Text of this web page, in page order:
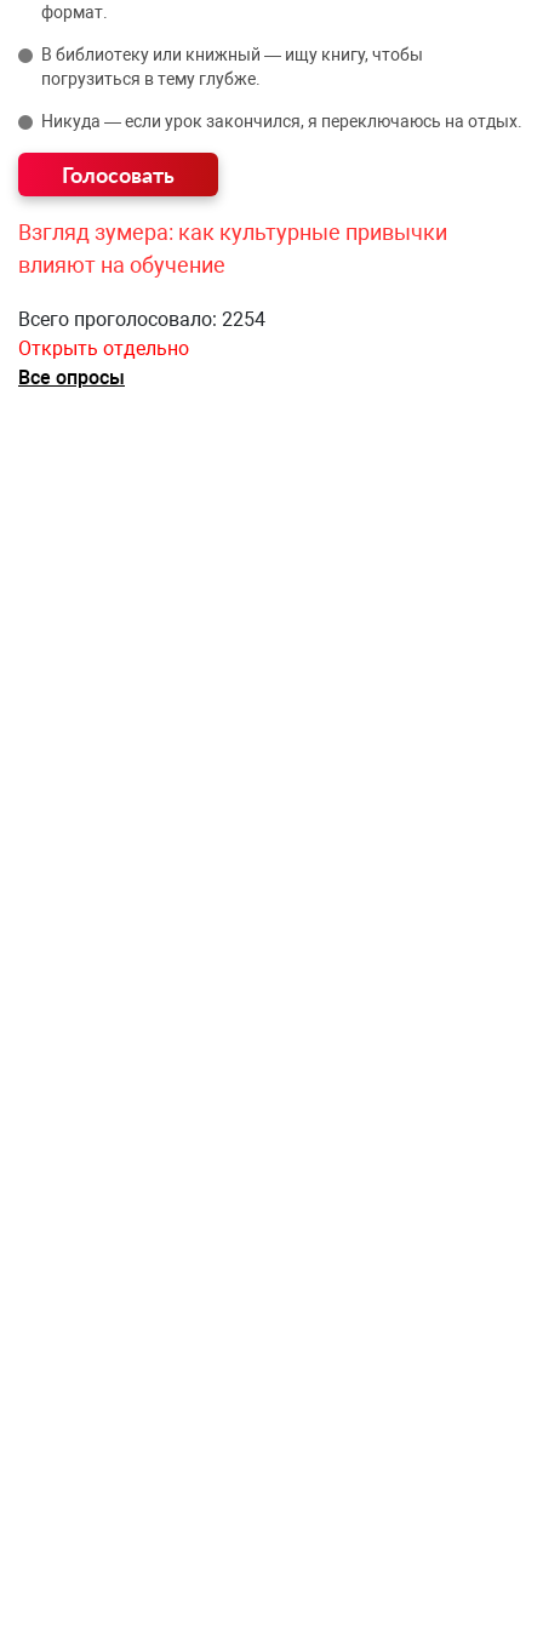
формат.
В библиотеку или книжный — ищу книгу, чтобы
погрузиться в тему глубже.
Никуда — если урок закончился, я переключаюсь на отдых.
Взгляд зумера: как культурные привычки
влияют на обучение
Всего проголосовало: 2254
Открыть отдельно
Все опросы